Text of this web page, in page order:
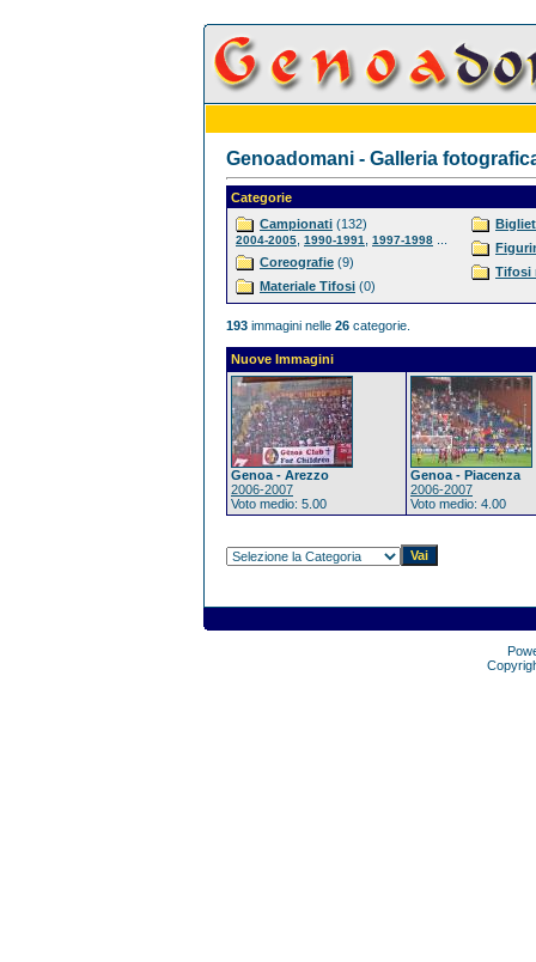
Genoadomani - Galleria
Categorie
Campionati (132)
2004-2005 1990-1991 1997-1998
Coreografie (9)
Materiale Tifosi (0)
Tifosi
193 immagini nelle 26 categorie.
Nuove Immagini
Genoa - Arezzo
2006-2007
Voto medio: 5.00
Genoa - Piacenza
2006-2007
Voto medio: 4.00